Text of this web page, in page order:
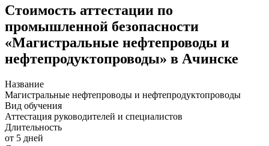
Стоимость аттестации по
промышленной безопасности
«Магистральные нефтепроводы и
нефтепродуктопроводы» в Ачинске
Название
Магистральные нефтепроводы и нефтепродуктопроводы
Вид обучения
Аттестация руководителей и специалистов
Длительность
от 5 дней